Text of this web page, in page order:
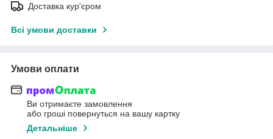
Доставка кур'єром
Всі умови доставки
Умови оплати
Ви отримаєте замовлення
або гроші повернуться на вашу картку
Детальніше